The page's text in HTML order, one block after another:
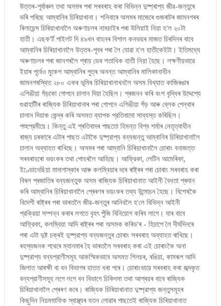
উত্তৰ-পূৰ্বাঞ্চল তথা অসমৰ পৰা সৰবৰাহ কৰা বিভিন্ন দুষ্প্ৰাপ্য জীৱ-জন্তুৰে
ভৰি পৰিছে আম্বানিৰ চিৰিয়াখানা। শনিবাৰে অসমৰ মাজেৰে গুজৰাটৰ জামনগৰৰ
ৰিলায়েন্স চিৰিয়াখানালৈ অৰুণাচলৰ নামচাইৰ পৰা উলিয়াই নিয়া হ'ল ২০টা
হাতী। এছক'ৰ্ট পাইলট দি ৪৯খন বাহনৰ বিশাল কনভয়ৰ মাজত চিৰদিনৰ বাবে
আম্বানিৰ চিৰিয়াখানালৈ উত্তৰ-পূবৰ পৰা লৈ যোৱা হ'ল হাতীকেইটা। ইতিমধ্যে
অৰুণাচলৰ পৰা জানগৰলৈ প্ৰায় ডেৰ শতাধিক হাতী নিয়া হৈছে। লক্ষণীয়ভাৱে
ইয়াৰ পূৰ্বেও মুকেশ আম্বানিৰ পুত্ৰ অনন্ত আম্বানিৰ মালিকানাধীন
জামনগৰস্থিত ২৮০ একৰ ভূমিৰ চিৰিয়াখানাখনলৈ অসম বিখ্যাত কাজিৰঙাৰ
এশিঙীয়া গঁড়কো গোপনে চালান দিয়া হৈছিল। প্ৰজনন কৰি বংশ বৃদ্ধিৰ উদ্দেশ্যে
গুৱাহাটীৰ ৰাজ্যিক চিৰিয়াখানাৰ পৰা গোপনে এশিঙীয়া গঁড় আৰু ব্লেক পেন্থাৰ
চালান দিয়াক কেন্দ্ৰ কৰি অসমত ব্যাপক প্রতিবাদো সাব্যস্ত কৰিছিল।
পশুপ্রেমীয়ে। কিন্তু এই প্ৰতিবাদৰ পাছতো হিমন্ত বিশ্ব শৰ্মাৰ নেতৃত্বাধীন
ৰাজ্য চৰকাৰে এটাৰ পাছত এটাকৈ দুষ্প্রাপ্য বন্যজন্তু আম্বানিৰ চিৰিয়াখানালৈ
চালান অব্যাহত ৰাখিছে। অসমৰ পৰা আম্বানি চিৰিয়াখানালৈ চোৰাং বনাজত্ত
সৰবৰাহৰো ভয়ংকৰ তথা পোহৰলৈ আহিছে। আফ্রিকা, লেটিন আমেৰিকা,
ইণ্ডোনেছিয়া মাদাগাস্কাৰ আৰু কলম্বিয়াৰ দৰে ৰাষ্ট্ৰৰ পৰা চোৰাং সৰবৰাহ কৰা
বিৰল প্ৰজাতিৰ বন্যজন্তুক অসম ৰাজ্যিক চিৰিয়াখানাত আইনী বৈধতা প্ৰদান
কৰি আম্বানিৰ চিৰিয়াখানালৈ প্ৰেৰণৰ ভয়ংকৰ তথ্য উন্মোচন হৈছে। বিশেষকৈ
বিদেশী ৰাষ্ট্ৰৰ পৰা ভাৰতলৈ জীৱ-জন্তুৰ আনিবলৈ হ'লে বিভিন্ন আইনী
প্রক্রিয়া সম্পন্ন কৰাৰ লগতে বৃহৎ পুঁজি বিনিয়োগ কৰিব লাগে। যাৰ বাবে
আফ্রিকা, কলম্বিয়া আদি ৰাষ্ট্ৰৰ পৰা অসমক কৰিড'ৰ - হিচাপে লৈ দীর্ঘদিনৰে
পৰা এটা দুষ্ট চক্ৰই দুষ্প্রাপ্য বন্যজন্তুৰ চোৰাং সৰবৰাহ অব্যাহত ৰাখিছে।
ৰহস্যজনক পথেৰে ম্যানমাৰ হৈ ভাৰতলৈ সৰবৰাহ কৰা এই চোৰাংকৈ অনা
দুষ্প্রাপ্য বন্যপ্রাণীসমূহ আকস্মিকভাবে অসমত শিলচৰ, ৰঙিয়া, কামৰূপ আদি
জিলাত আৰক্ষী বা বন বিভাগৰ হাতত ধৰা পৰে। চোৰাংভাৱে সৰবৰাহ কৰা জব্দকৃত
বন্যপ্রাণীসমূহ লগে লগে বন বিভাগে চিকিৎসা তথা আশ্ৰয়ৰ বাবে ৰাজ্যিক
চিৰিয়াখানালৈ প্ৰেৰণ কৰে। ৰাজ্যিক চিৰিয়াখানাত দুষ্প্রাপ্য জন্তুসমূহৰ
কিছুদিন নিয়মমাফিক স্বাস্থ্যৰ যতন লোৱাৰ পাছতেই ৰাজ্যিক চিৰিয়াখানাত